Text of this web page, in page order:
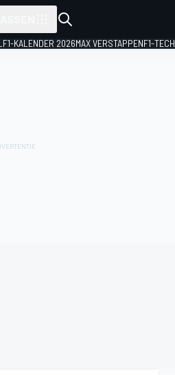
F1-KALENDER 2026MAX VERSTAPPENF1-TECH